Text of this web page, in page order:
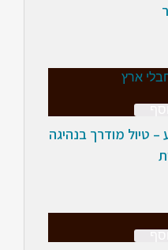
– טיול מודרך בנהיגה